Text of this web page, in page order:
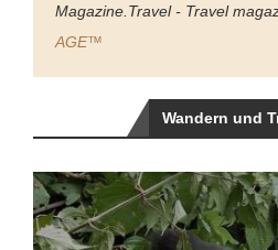
Magazine.Travel - Travel
AGE™
Wandern und